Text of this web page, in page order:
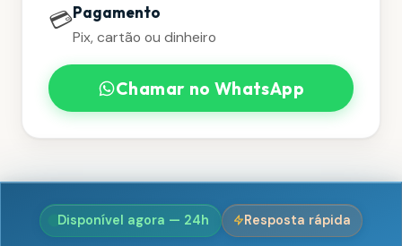
💳Pagamento
Pix, cartão ou dinheiro
Chamar no WhatsApp
Disponível agora — 24h Resposta rápida